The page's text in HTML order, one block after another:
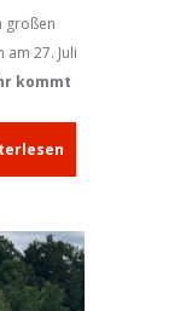
großen
27. Juli
kommt